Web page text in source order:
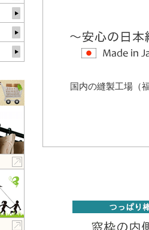
国内の縫製工場（